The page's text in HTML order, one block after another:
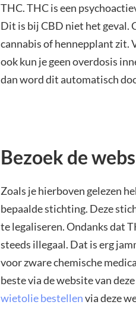
THC. THC is een
Dit is bij CBD niet het geval.
cannabis of hennepplant zit.
ook kun je geen overdosis
dan word dit automatisch
Bezoek de
Zoals je hierboven gelezen
bepaalde stichting. Deze
te legaliseren. Ondanks dat
steeds illegaal. Dat is erg
voor zware chemische
beste via de website van
wietolie bestellenvia deze